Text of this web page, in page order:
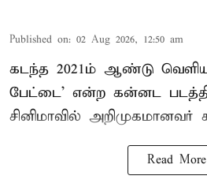
Published on: 02 Aug 2026, 12:50 am
கடந்த 2021ம் ஆண்டு
பேட்டை' என்ற கன்னட
சினிமாவில்
Read More